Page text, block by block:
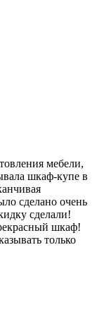
мебели,
шкаф-купе в
сделано очень
сделали!
шкаф!
только